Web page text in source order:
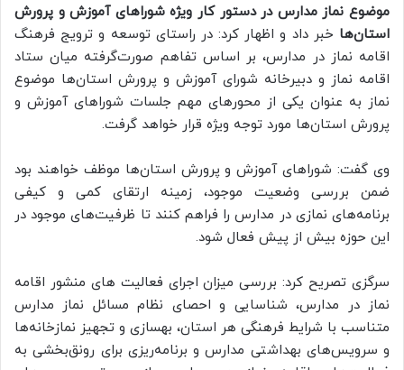
موضوع نماز مدارس در دستور کار ویژه شوراهای آموزش و پرورش
استان‌ها خبر داد و اظهار کرد: در راستای توسعه و ترویج فرهنگ
اقامه نماز در مدارس، بر اساس تفاهم صورت‌گرفته میان ستاد
اقامه نماز و دبیرخانه شورای آموزش و پرورش استان‌ها موضوع
نماز به عنوان یکی از محورهای مهم جلسات شوراهای آموزش و
پرورش استان‌ها مورد توجه ویژه قرار خواهد گرفت.
وی گفت: شوراهای آموزش و پرورش استان‌ها موظف خواهند بود
ضمن بررسی وضعیت موجود، زمینه ارتقای کمی و کیفی
برنامه‌های نمازی در مدارس را فراهم کنند تا ظرفیت‌های موجود در
این حوزه بیش از پیش فعال شود.
سرگزی تصریح کرد: بررسی میزان اجرای فعالیت های منشور اقامه
نماز در مدارس، شناسایی و احصای نظام مسائل نماز مدارس
متناسب با شرایط فرهنگی هر استان، بهسازی و تجهیز نمازخانه‌ها
و سرویس‌های بهداشتی مدارس و برنامه‌ریزی برای رونق‌بخشی به